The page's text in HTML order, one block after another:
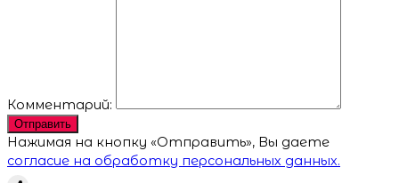
Комментарий:
Отправить
Нажимая на кнопку «Отправить», Вы даете
согласие на обработку персональных данных.